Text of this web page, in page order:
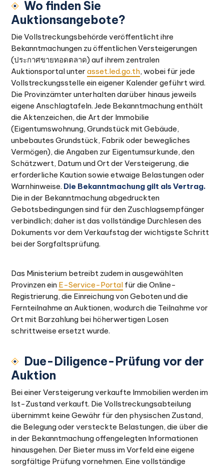
Wo finden Sie
Auktionsangebote?
Die Vollstreckungsbehörde veröffentlicht ihre
Bekanntmachungen zu öffentlichen Versteigerungen
(ประกาศขายทอดตลาด) auf ihrem zentralen
Auktionsportal unterasset.led.go.th, wobei für jede
Vollstreckungsstelle ein eigener Kalender geführt wird.
Die Provinzämter unterhalten darüber hinaus jeweils
eigene Anschlagtafeln. Jede Bekanntmachung enthält
die Aktenzeichen, die Art der Immobilie
(Eigentumswohnung, Grundstück mit Gebäude,
unbebautes Grundstück, Fabrik oder bewegliches
Vermögen), die Angaben zur Eigentumsurkunde, den
Schätzwert, Datum und Ort der Versteigerung, die
erforderliche Kaution sowie etwaige Belastungen oder
Warnhinweise. Die Bekanntmachung gilt als Vertrag.
Die in der Bekanntmachung abgedruckten
Gebotsbedingungen sind für den Zuschlagsempfänger
verbindlich; daher ist das vollständige Durchlesen des
Dokuments vor dem Verkaufstag der wichtigste Schritt
bei der Sorgfaltsprüfung.
Das Ministerium betreibt zudem in ausgewählten
Provinzen ein E-Service-Portal für die Online-
Registrierung, die Einreichung von Geboten und die
Fernteilnahme an Auktionen, wodurch die Teilnahme vor
Ort mit Barzahlung bei höherwertigen Losen
schrittweise ersetzt wurde.
Due-Diligence-Prüfung vor der
Auktion
Bei einer Versteigerung verkaufte Immobilien werden im
Ist-Zustand verkauft. Die Vollstreckungsabteilung
übernimmt keine Gewähr für den physischen Zustand,
die Belegung oder versteckte Belastungen, die über die
in der Bekanntmachung offengelegten Informationen
hinausgehen. Der Bieter muss im Vorfeld eine eigene
sorgfältige Prüfung vornehmen. Eine vollständige